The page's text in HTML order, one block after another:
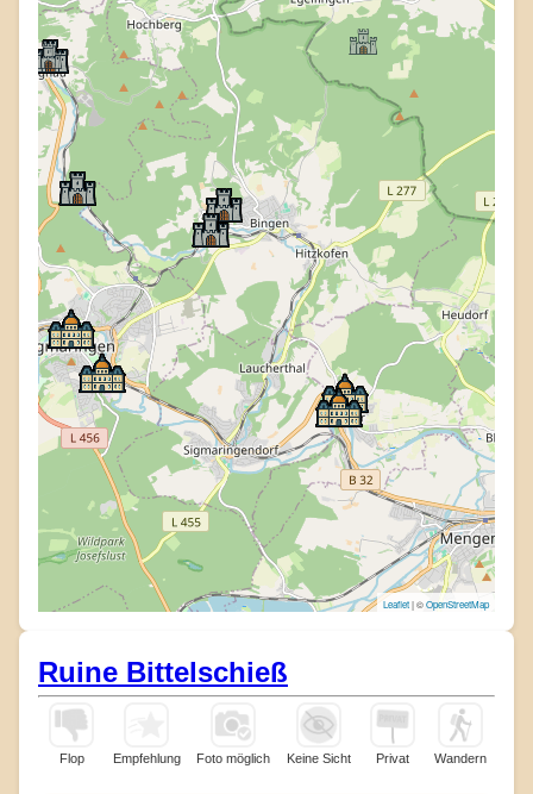
Leaflet| ©OpenStreetMap
Ruine Bittelschieß
Flop Empfehlung Foto möglich Keine Sicht Privat Wandern